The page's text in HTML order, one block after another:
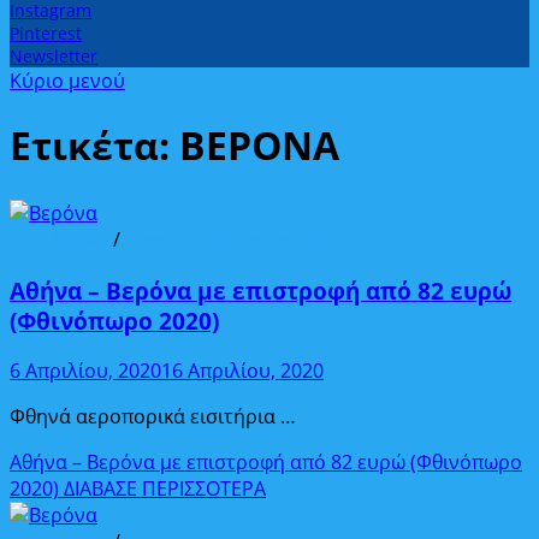
Instagram
Pinterest
Newsletter
Κύριο μενού
Ετικέτα: ΒΕΡΟΝΑ
/
Αθήνα – Βερόνα με επιστροφή από 82 ευρώ
(Φθινόπωρο 2020)
6 Απριλίου, 202016 Απριλίου, 2020
Φθηνά αεροπορικά εισιτήρια …
Αθήνα – Βερόνα με επιστροφή από 82 ευρώ (Φθινόπωρο
2020) ΔΙΑΒΑΣΕ ΠΕΡΙΣΣΟΤΕΡΑ